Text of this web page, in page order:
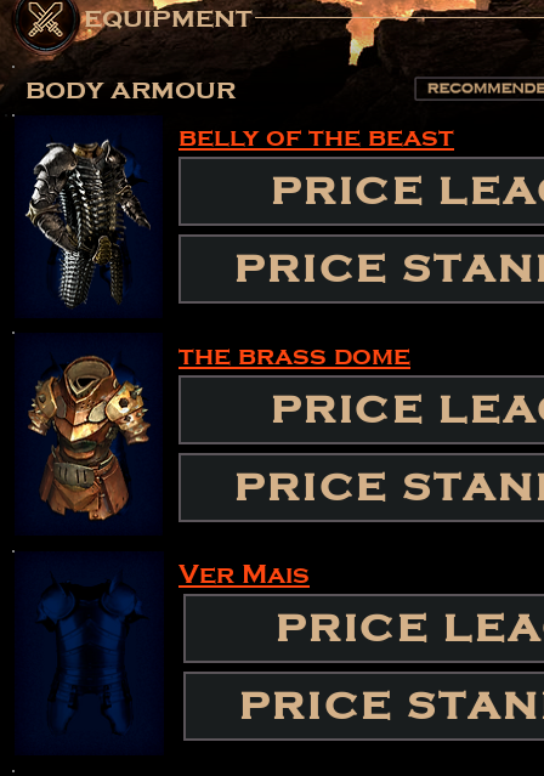
equipment
body armour
belly of the beast
PRICE
PRICE
the brass dome
PRICE
PRICE
Ver Mais
PRICE
PRICE